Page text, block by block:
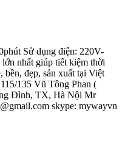
Sử dụng điện: 220V-
nhất giúp tiết kiệm thời
bền, đẹp, sản xuất tại Việt
135 Vũ Tông Phan (
Đình, TX, Hà Nội Mr
skype: mywayvn